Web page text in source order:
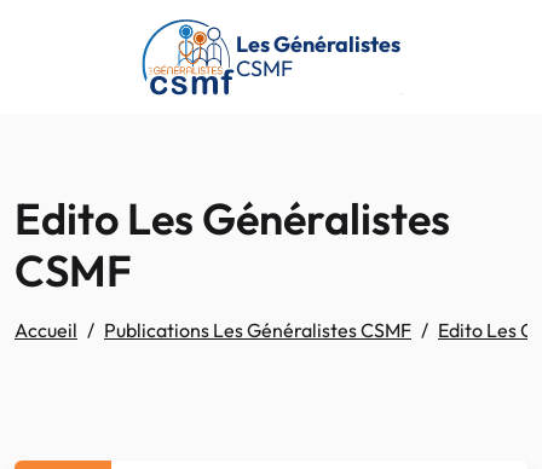
Passer au contenu principal
Les Généralistes
CSMF
Edito Les Généralistes
CSMF
Accueil Publications Les Généralistes CSMF Edito Les